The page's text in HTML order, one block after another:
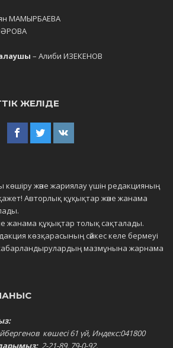
МАМЫРБАЕВА
– Алиби ИЗЕКЕНОВ
ЖЕЛІДЕ
көшіру және жариялау үшін редакцияның
Авторлық құқықтар және жанама
жанама құқықтар толық сақталады.
көзқарасының сәйкес келе бермеуі
мазмұнына жарнама
көшесі 61 үй, Индекс:041800
2-21-89, 79-0-92,